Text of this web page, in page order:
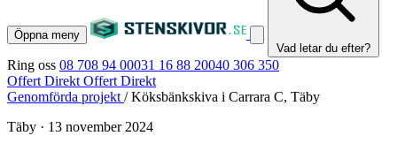
Öppna meny
Vad letar du efter?
Ring oss 08 708 94 00031 16 88 20040 306 350
Offert Direkt Offert Direkt
Genomförda projekt / Köksbänkskiva i Carrara C, Täby
Täby · 13 november 2024